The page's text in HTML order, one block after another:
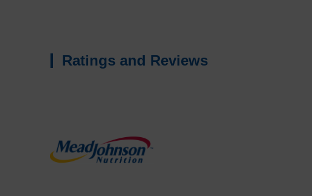
Ratings and Reviews